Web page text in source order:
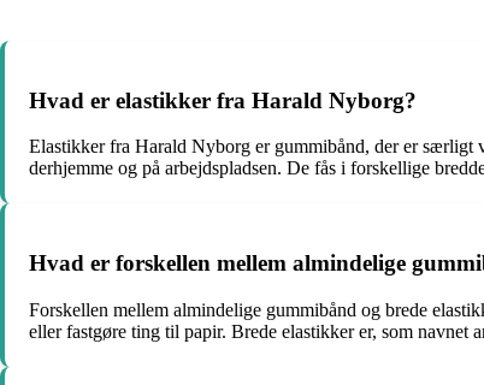
Hvad er elastikker fra Harald Nyborg?
Elastikker fra Harald Nyborg er gummibånd, der er særligt
derhjemme og på arbejdspladsen. De fås i forskellige
Hvad er forskellen mellem almindelige
Forskellen mellem almindelige gummibånd og brede
eller fastgøre ting til papir. Brede elastikker er, som navnet